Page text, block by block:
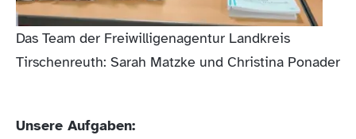
Das Team der Freiwilligenagentur Landkreis
Tirschenreuth: Sarah Matzke und Christina Ponader
Unsere Aufgaben: